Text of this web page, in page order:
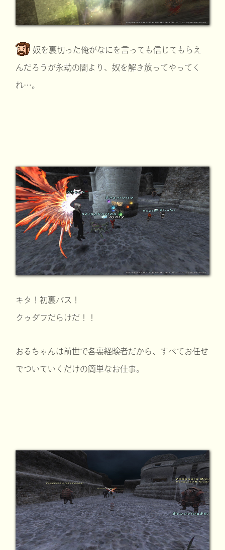
奴を裏切った俺がなにを言っても信じてもらえ
んだろうが永劫の闇より、奴を解き放ってやってく
れ…。
キタ！初裏バス！
クゥダフだらけだ！！
おるちゃんは前世で各裏経験者だから、すべてお任せ
でついていくだけの簡単なお仕事。